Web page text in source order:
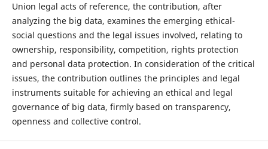
Union legal acts of reference, the contribution, after
analyzing the big data, examines the emerging ethical-
social questions and the legal issues involved, relating to
ownership, responsibility, competition, rights protection
and personal data protection. In consideration of the critical
issues, the contribution outlines the principles and legal
instruments suitable for achieving an ethical and legal
governance of big data, firmly based on transparency,
openness and collective control.